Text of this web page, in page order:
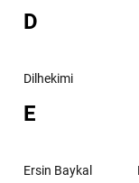
D
Dilhekimi
E
Ersin Baykal